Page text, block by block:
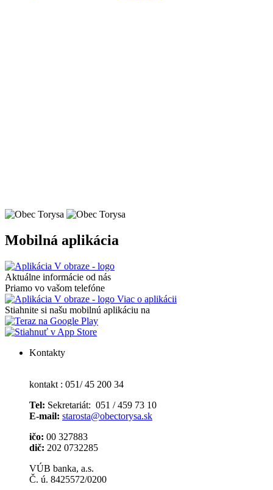
Mobilná aplikácia
Aktuálne informácie od nás
Priamo vo vašom telefóne
Viac o aplikácii
Stiahnite si našu mobilnú aplikáciu na
Kontakty
kontakt : 051/ 45 200 34
Tel: Sekretariát: 051 / 459 73 10
E-mail: starosta@obectorysa.sk
ičo: 00 327883
dič: 202 0732285
VÚB banka, a.s.
Č. ú. 8425572/0200